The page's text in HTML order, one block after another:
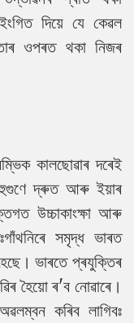
দিয়ে যে কেৱল
ওপৰত থকা নিজৰ
কালছোৱাৰ দৰেই
দ্ৰুত আৰু ইয়াৰ
উচ্চাকাংক্ষা আৰু
সমৃদ্ধ ভাৰত
ভাৰতে প্ৰযুক্তিৰ
হৈয়ো ৰ'ব নোৱাৰে।
কৰিব লাগিবঃ